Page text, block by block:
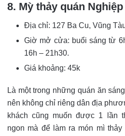
8. Mỳ thảy quán
Địa chỉ: 127 Ba Cu, Vũng
Giờ mở cửa: buổi sáng từ
16h – 21h30.
Giá khoảng: 45k
Là một trong những quán ăn
nên không chỉ riêng dân địa
khách cũng muốn được 1 lần
ngon mà để làm ra món mì thảy